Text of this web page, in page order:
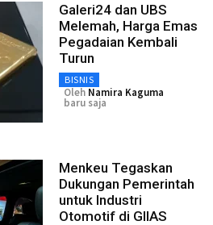
Galeri24 dan UBS
Melemah, Harga Emas
Pegadaian Kembali
Turun
BISNIS
Oleh Namira Kaguma
baru saja
Menkeu Tegaskan
Dukungan Pemerintah
untuk Industri
Otomotif di GIIAS